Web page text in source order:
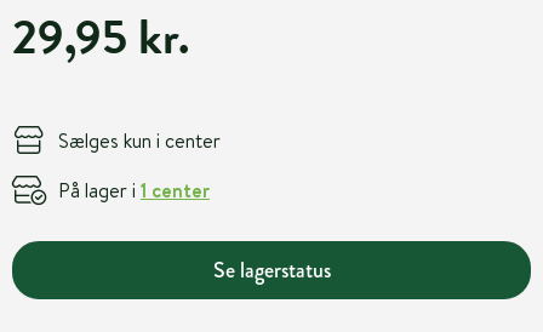
29,95 kr.
Sælges kun i center
På lager i 1 center
Se lagerstatus